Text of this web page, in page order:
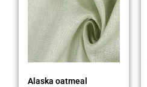
Alaska oatmeal